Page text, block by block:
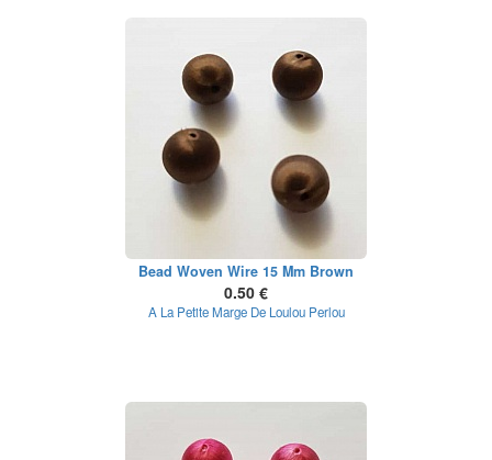
Bead Woven Wire 15 Mm Brown
0.50 €
A La Petite Marge De Loulou Perlou